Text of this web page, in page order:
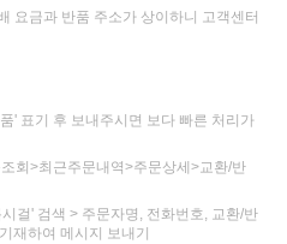
요금과 반품 주소가 상이하니 고객센터
' 표기 후 보내주시면 보다 빠른 처리가
회>최근주문내역>주문상세>교환/반
걸' 검색 > 주문자명, 전화번호, 교환/반
재하여 메시지 보내기